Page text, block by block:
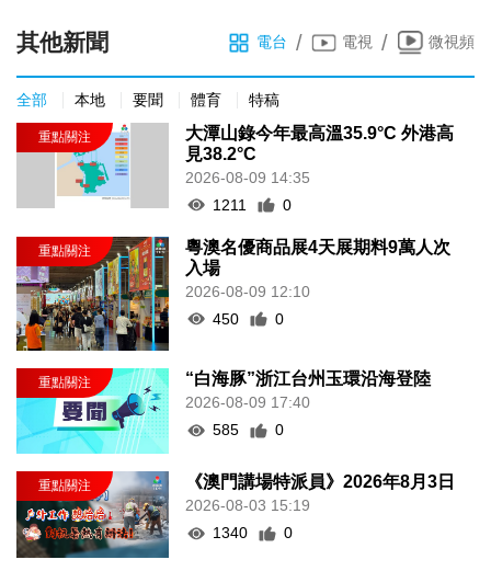
其他新聞 電台 / 電視 / 微視頻
全部 本地 要聞 體育 特稿
大潭山錄今年最高溫35.9°C 外港高
見38.2°C
2026-08-09 14:35
1211
0
粵澳名優商品展4天展期料9萬人次
入場
2026-08-09 12:10
450
0
“白海豚”浙江台州玉環沿海登陸
2026-08-09 17:40
585
0
《澳門講場特派員》2026年8月3日
2026-08-03 15:19
1340
0